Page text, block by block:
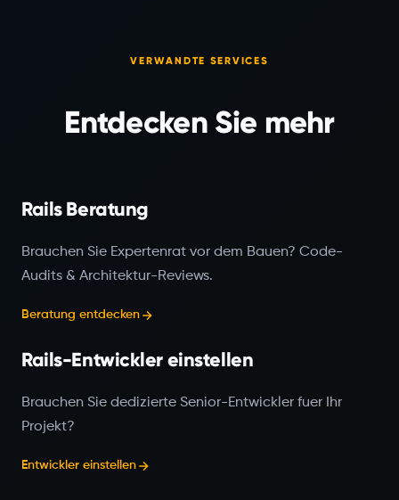
VERWANDTE SERVICES
Entdecken Sie mehr
Rails Beratung
Brauchen Sie Expertenrat vor dem Bauen? Code-
Audits & Architektur-Reviews.
Beratung entdecken
Rails-Entwickler einstellen
Brauchen Sie dedizierte Senior-Entwickler fuer Ihr
Projekt?
Entwickler einstellen